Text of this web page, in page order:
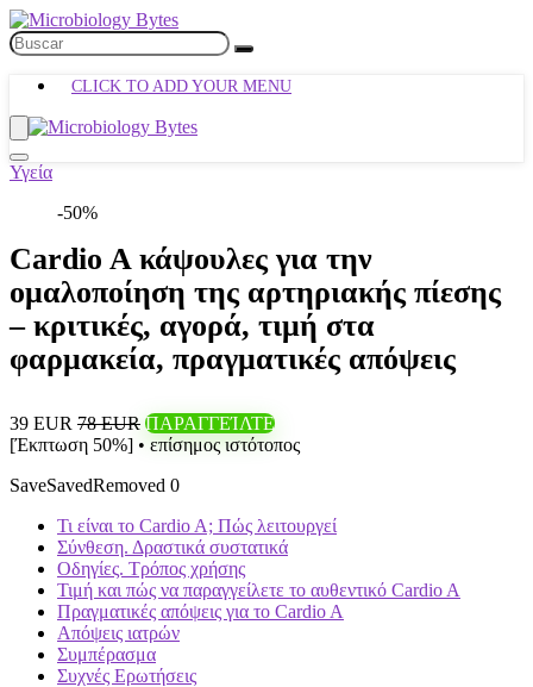
CLICK TO ADD YOUR MENU
Υγεία
-50%
Cardio A κάψουλες για την
ομαλοποίηση της αρτηριακής πίεσης
– κριτικές, αγορά, τιμή στα
φαρμακεία, πραγματικές απόψεις
39 EUR 78 EUR ΠΑΡΑΓΓΕΊΛΤΕ
[Έκπτωση 50%] • επίσημος ιστότοπος
SaveSavedRemoved 0
Τι είναι το Cardio A; Πώς λειτουργεί
Σύνθεση. Δραστικά συστατικά
Οδηγίες. Τρόπος χρήσης
Τιμή και πώς να παραγγείλετε το αυθεντικό Cardio A
Πραγματικές απόψεις για το Cardio A
Απόψεις ιατρών
Συμπέρασμα
Συχνές Ερωτήσεις